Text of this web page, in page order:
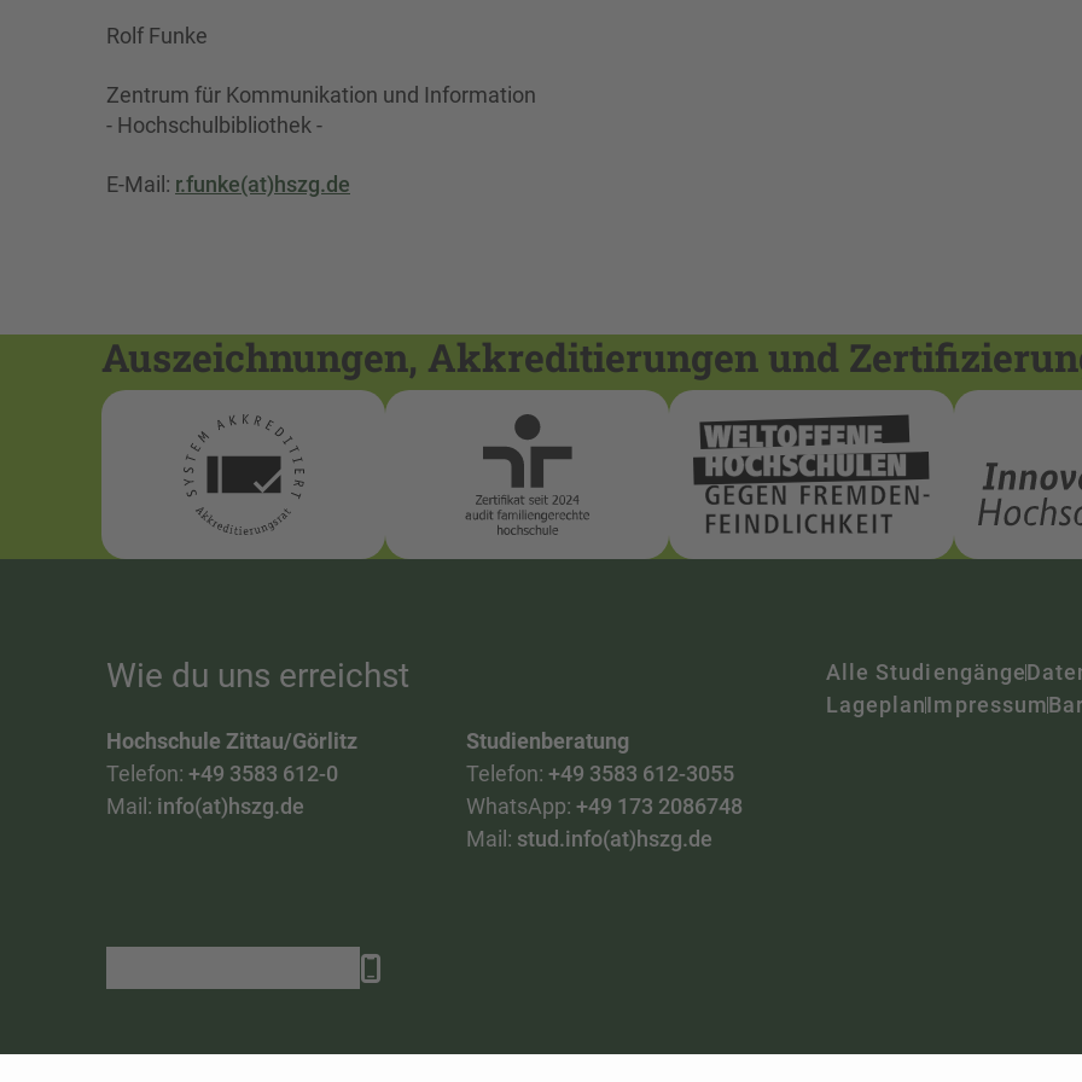
Rolf Funke
Zentrum für Kommunikation und Information
- Hochschulbibliothek -
E-Mail: r.funke(at)hszg.de
Auszeichnungen, Akkreditierungen und
Wie du uns erreichst
Hochschule Zittau/Görlitz
Telefon: +49 3583 612-0
Mail: info(at)hszg.de
Studienberatung
Telefon: +49 3583 612-3055
WhatsApp: +49 173 2086748
Mail: stud.info(at)hszg.de
Alle Studiengänge
LageplanImpressum